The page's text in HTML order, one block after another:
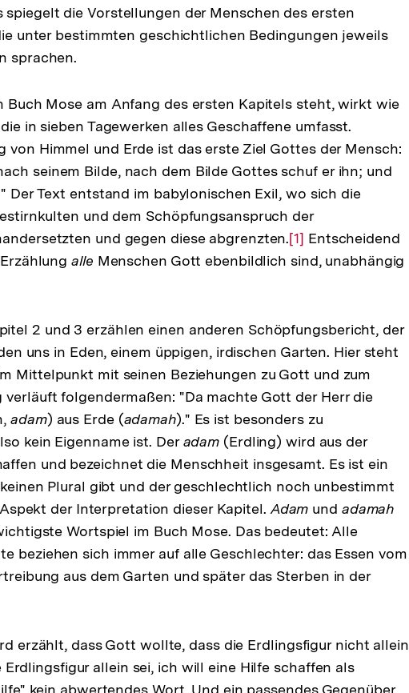
spiegelt die Vorstellungen der Menschen des ersten
unter bestimmten geschichtlichen Bedingungen jeweils
sprachen.
Buch Mose am Anfang des ersten Kapitels steht, wirkt wie
in sieben Tagewerken alles Geschaffene umfasst.
von Himmel und Erde ist das erste Ziel Gottes der Mensch:
seinem Bilde, nach dem Bilde Gottes schuf er ihn; und
Der Text entstand im babylonischen Exil, wo sich die
und dem Schöpfungsanspruch der
und gegen diese abgrenzten.Zur
Auflösung
[1] Entscheidend
alle Menschen Gott ebenbildlich sind, unabhängig
2 und 3 erzählen einen anderen Schöpfungsbericht, der
uns in Eden, einem üppigen, irdischen Garten. Hier steht
Mittelpunkt mit seinen Beziehungen zu Gott und zum
verläuft folgendermaßen: "Da machte Gott der Herr die
adam) aus Erde (adamah)." Es ist besonders zu
kein Eigenname ist. Deradam (Erdling) wird aus der
und bezeichnet die Menschheit insgesamt. Es ist ein
Plural gibt und der geschlechtlich noch unbestimmt
der Interpretation dieser Kapitel.Adam und adamah
Wortspiel im Buch Mose. Das bedeutet: Alle
beziehen sich immer auf alle Geschlechter: das Essen vom
aus dem Garten und später das Sterben in der
erzählt, dass Gott wollte, dass die Erdlingsfigur nicht allein
allein sei, ich will eine Hilfe schaffen als